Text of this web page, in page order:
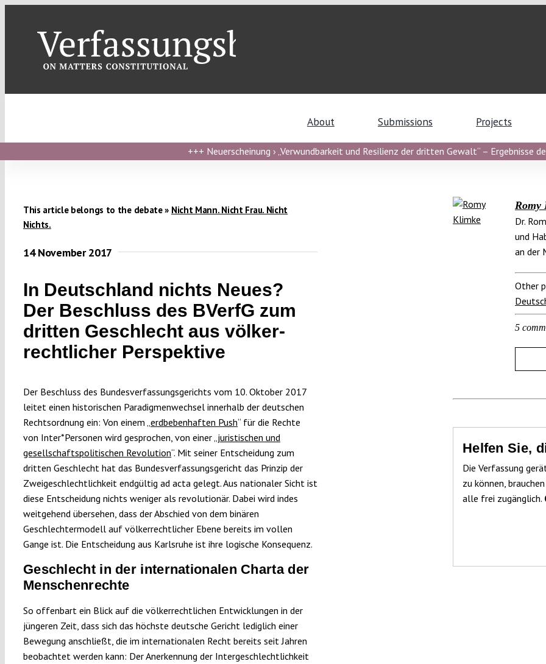
About Submissions Projects
+++ Neuerscheinung › „Verwundbarkeit und Resilienz der dritten Gewalt“ – Ergebnisse
This article belongs to the debate » Nicht Mann. Nicht Frau. Nicht
Nichts.
14 November 2017
In Deutschland nichts Neues?
Der Beschluss des BVerfG zum
dritten Geschlecht aus völker­
rechtlicher Perspektive
Der Beschluss des Bundesverfassungsgerichts vom 10. Oktober 2017
leitet einen historischen Paradigmenwechsel innerhalb der deutschen
Rechtsordnung ein: Von einem „ erdbebenhaften Push“ für die Rechte
von Inter*Personen wird gesprochen, von einer „ juristischen und
gesellschaftspolitischen Revolution“. Mit seiner Entscheidung zum
dritten Geschlecht hat das Bundesverfassungsgericht das Prinzip der
Zweigeschlechtlichkeit endgültig ad acta gelegt. Aus nationaler Sicht ist
diese Entscheidung nichts weniger als revolutionär. Dabei wird indes
weitgehend übersehen, dass der Abschied von dem binären
Geschlechtermodell auf völkerrechtlicher Ebene bereits im vollen
Gange ist. Die Entscheidung aus Karlsruhe ist ihre logische Konsequenz.
Geschlecht in der internationalen Charta der
Menschenrechte
So offenbart ein Blick auf die völkerrechtlichen Entwicklungen in der
jüngeren Zeit, dass sich das höchste deutsche Gericht lediglich einer
Bewegung anschließt, die im internationalen Recht bereits seit Jahren
beobachtet werden kann: Der Anerkennung der Intergeschlechtlichkeit
Romy
Dr.
und
an der
Other
5
Helfen Sie,
Die Verfassung
zu können,
alle frei zugänglich.